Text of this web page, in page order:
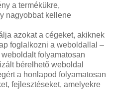
a termékükre,
nagyobbat kellene
azokat a cégeket, akiknek
foglalkozni a weboldallal –
folyamatosan
bérelhető weboldal
a honlapod folyamatosan
fejlesztéseket, amelyekre